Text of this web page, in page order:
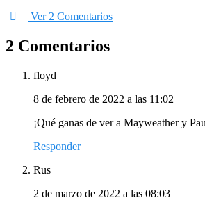
Ver 2 Comentarios
2 Comentarios
floyd
8 de febrero de 2022 a las 11:02
¡Qué ganas de ver a Mayweather y
Responder
Rus
2 de marzo de 2022 a las 08:03